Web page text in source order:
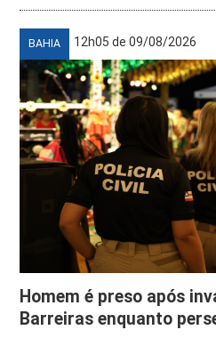
BAHIA 12h05 de 09/08/2026
Homem é preso após
Barreiras enquanto